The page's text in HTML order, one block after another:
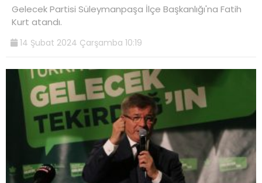
Gelecek Partisi Süleymanpaşa İlçe Başkanlığı'na Fatih
Kurt atandı.
14 Şubat 2024 Çarşamba 10:19